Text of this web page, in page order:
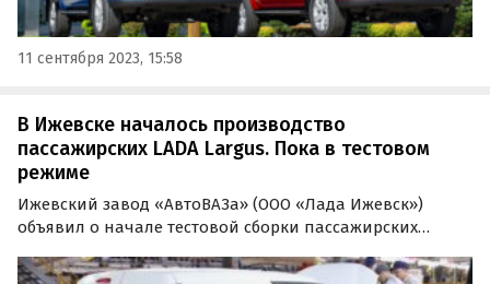
11 сентября 2023, 15:58
В Ижевске началось производство
пассажирских LADA Largus. Пока в тестовом
режиме
Ижевский завод «АвтоВАЗа» (ООО «Лада Ижевск»)
объявил о начале тестовой сборки пассажирских
предприятие приступило к выпуску пассажирских